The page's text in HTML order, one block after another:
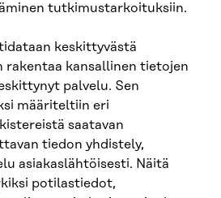
tutkimustarkoituksiin.
keskittyvästä
kansallinen tietojen
palvelu. Sen
määriteltiin eri
saatavan
tiedon yhdistely,
asiakaslähtöisesti. Näitä
potilastiedot,